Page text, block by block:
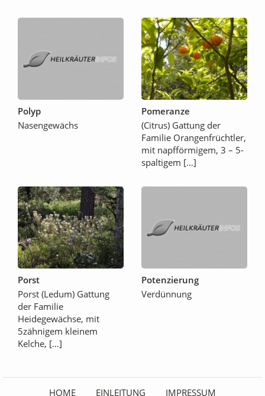
Polyp
Nasengewächs
Pomeranze
(Citrus) Gattung der
Familie Orangenfrüchtler,
mit napfförmigem, 3 – 5-
spaltigem […]
Porst
Porst (Ledum) Gattung
der Familie
Heidegewächse, mit
5zähnigem kleinem
Kelche, […]
Potenzierung
Verdünnung
HOME EINLEITUNG IMPRESSUM